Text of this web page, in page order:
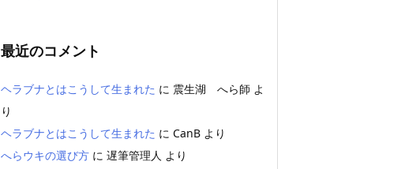
最近のコメント
ヘラブナとはこうして生まれた に 震生湖 へら師 よ
り
ヘラブナとはこうして生まれた に CanB より
へらウキの選び方 に 遅筆管理人 より